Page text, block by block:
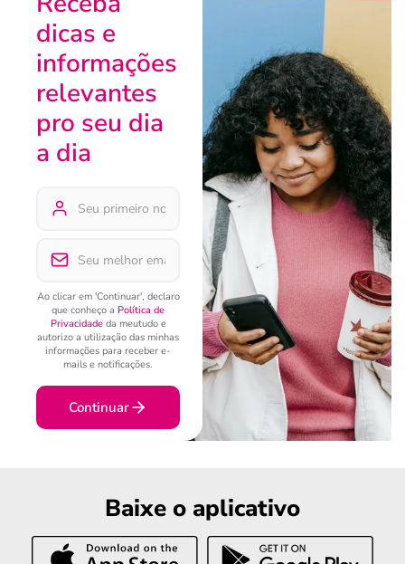
dicas e
informações
relevantes
pro seu dia
a dia
Ao clicar em 'Continuar', declaro
que conheço a Política de
Privacidadeda meutudo e
autorizo a utilização das minhas
informações para receber e-
mails e notificações.
Continuar
Baixe o aplicativo